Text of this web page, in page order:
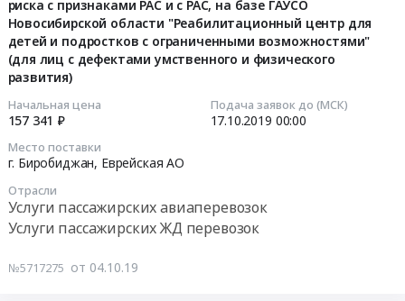
риска с признаками РАС и с РАС, на базе ГАУСО
Новосибирской области "Реабилитационный центр для
детей и подростков с ограниченными возможностями"
(для лиц с дефектами умственного и физического
развития)
Начальная цена
157 341 ₽
Подача заявок до (МСК)
17.10.2019 00:00
Место поставки
г. Биробиджан, Еврейская АО
Отрасли
Услуги пассажирских авиаперевозок
Услуги пассажирских ЖД перевозок
№5717275 от 04.10.19